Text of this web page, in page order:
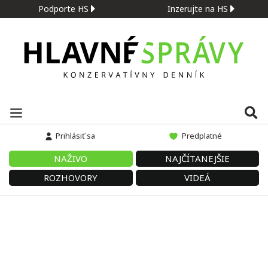
Podporte HS Inzerujte na HS
Prihlásiť sa Predplatné
NAŽIVO
NAJČÍTANEJŠIE
ROZHOVORY
VIDEÁ